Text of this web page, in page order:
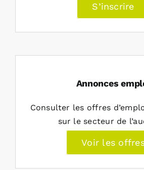
S’inscrire
Annonces
Consulter les offres
sur le secteur de
Voir les